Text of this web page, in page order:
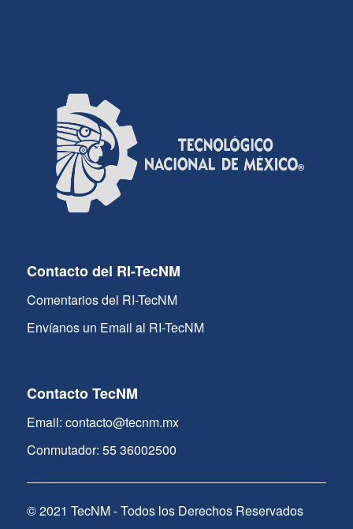
Contacto del RI-TecNM
Comentarios del RI-TecNM
Envíanos un Email al RI-TecNM
Contacto TecNM
Email: contacto@tecnm.mx
Conmutador: 55 36002500
© 2021 TecNM - Todos los Derechos Reservados